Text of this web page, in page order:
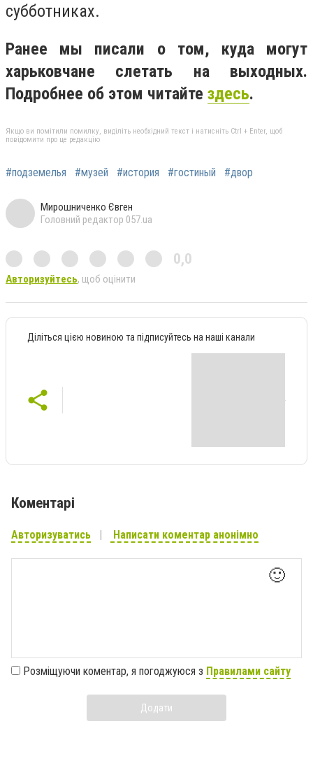
субботниках.
Ранее мы писали о том, куда могут
харьковчане слетать на выходных.
Подробнее об этом читайте здесь.
Якщо ви помітили помилку, виділіть необхідний текст і натисніть Ctrl + Enter, щоб
повідомити про це редакцію
#подземелья #музей #история #гостиный #двор
Мирошниченко Євген
Головний редактор 057.ua
0,0
Авторизуйтесь, щоб оцінити
Діліться цією новиною та підписуйтесь на наші канали
Коментарі
Авторизуватись Написати коментар анонімно
🙂
Розміщуючи коментар, я погоджуюся з Правилами сайту
Додати